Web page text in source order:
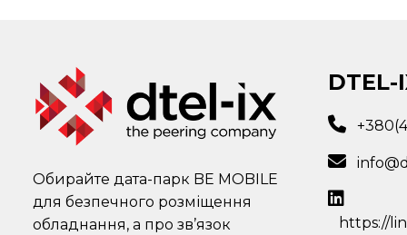
Обирайте дата-парк BE MOBILE
для безпечного розміщення
обладнання, а про зв’язок
DTEL-
https://